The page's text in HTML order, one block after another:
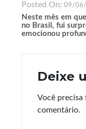
Posted On: 09/
Neste mês em
no Brasil, fui
emocionou
Deixe
Você precisa
comentário.